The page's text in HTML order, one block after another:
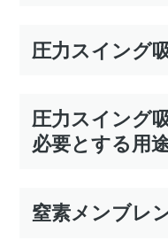
圧力スイング
圧力スイング
必要とする用
窒素メンブレ